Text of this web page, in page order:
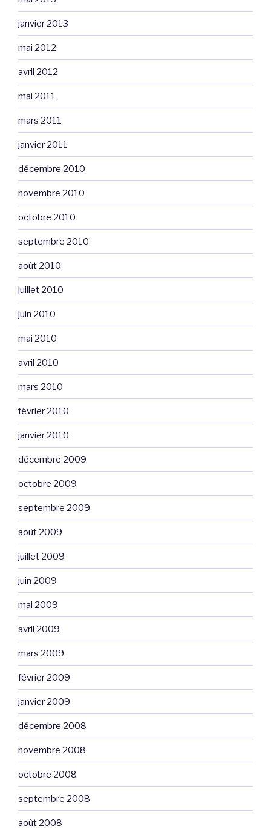
janvier 2013
mai 2012
avril 2012
mai 2011
mars 2011
janvier 2011
décembre 2010
novembre 2010
octobre 2010
septembre 2010
août 2010
juillet 2010
juin 2010
mai 2010
avril 2010
mars 2010
février 2010
janvier 2010
décembre 2009
octobre 2009
septembre 2009
août 2009
juillet 2009
juin 2009
mai 2009
avril 2009
mars 2009
février 2009
janvier 2009
décembre 2008
novembre 2008
octobre 2008
septembre 2008
août 2008